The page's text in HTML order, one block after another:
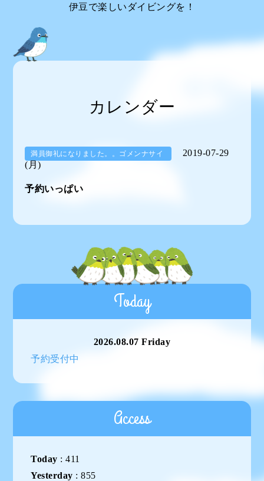
伊豆で楽しいダイビングを！
カレンダー
満員御礼になりました。。ゴメンナサイ
2019-07-29
(月)
予約いっぱい
Today
2026.08.07 Friday
予約受付中
Access
Today :411
Yesterday :855